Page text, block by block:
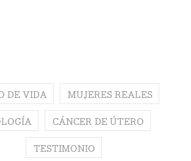
DE VIDA MUJERES REALES
CÁNCER DE ÚTERO
TESTIMONIO